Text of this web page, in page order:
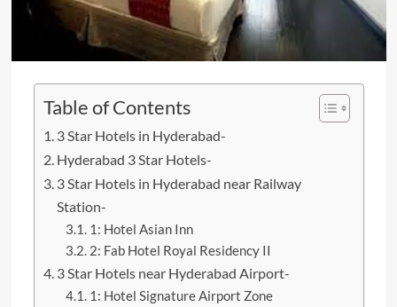
Table of Contents
3 Star Hotels in Hyderabad-
Hyderabad 3 Star Hotels-
3 Star Hotels in Hyderabad near Railway
Station-
1: Hotel Asian Inn
2: Fab Hotel Royal Residency II
3 Star Hotels near Hyderabad Airport-
1: Hotel Signature Airport Zone